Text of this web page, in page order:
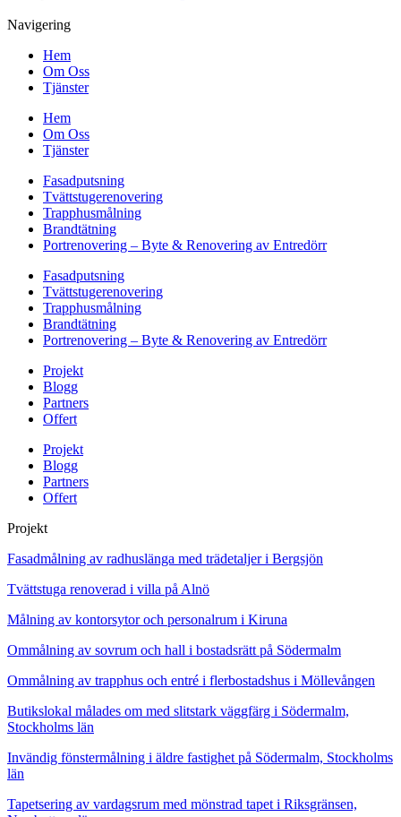
Navigering
Hem
Om Oss
Tjänster
Hem
Om Oss
Tjänster
Fasadputsning
Tvättstugerenovering
Trapphusmålning
Brandtätning
Portrenovering – Byte & Renovering av Entredörr
Fasadputsning
Tvättstugerenovering
Trapphusmålning
Brandtätning
Portrenovering – Byte & Renovering av Entredörr
Projekt
Blogg
Partners
Offert
Projekt
Blogg
Partners
Offert
Projekt
Fasadmålning av radhuslänga med trädetaljer i Bergsjön
Tvättstuga renoverad i villa på Alnö
Målning av kontorsytor och personalrum i Kiruna
Ommålning av sovrum och hall i bostadsrätt på Södermalm
Ommålning av trapphus och entré i flerbostadshus i Möllevången
Butikslokal målades om med slitstark väggfärg i Södermalm,
Stockholms län
Invändig fönstermålning i äldre fastighet på Södermalm, Stockholms
län
Tapetsering av vardagsrum med mönstrad tapet i Riksgränsen,